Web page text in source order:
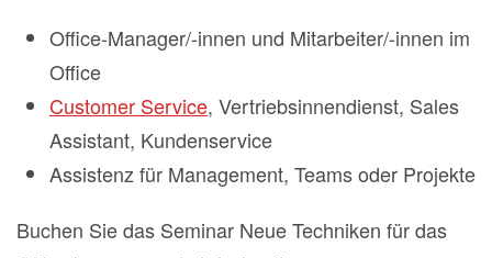
Office-Manager/-innen und Mitarbeiter/-innen im
Office
Customer Service, Vertriebsinnendienst, Sales
Assistant, Kundenservice
Assistenz für Management, Teams oder Projekte
Buchen Sie das Seminar Neue Techniken für das